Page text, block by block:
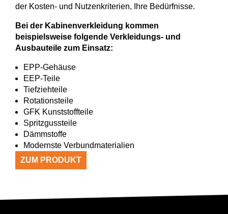
der Kosten- und Nutzenkriterien, Ihre Bedürfnisse.
Bei der Kabinenverkleidung kommen
beispielsweise folgende Verkleidungs- und
Ausbauteile zum Einsatz:
EPP-Gehäuse
EEP-Teile
Tiefziehteile
Rotationsteile
GFK Kunststoffteile
Spritzgussteile
Dämmstoffe
Modernste Verbundmaterialien
ZUM PRODUKT